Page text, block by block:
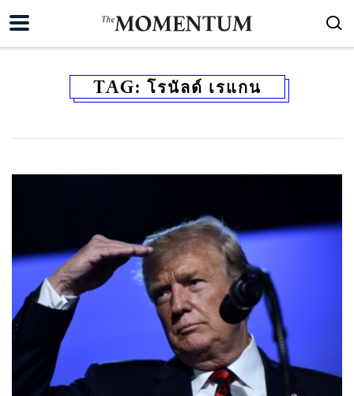
TAG: โรนัลด์ เรแกน